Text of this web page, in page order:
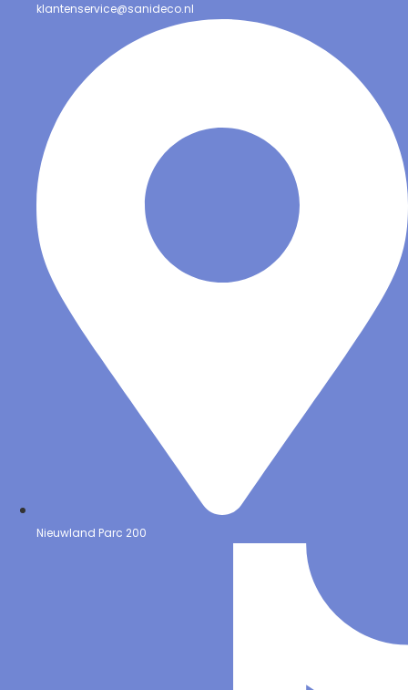
klantenservice@sanideco.nl
Nieuwland Parc 200